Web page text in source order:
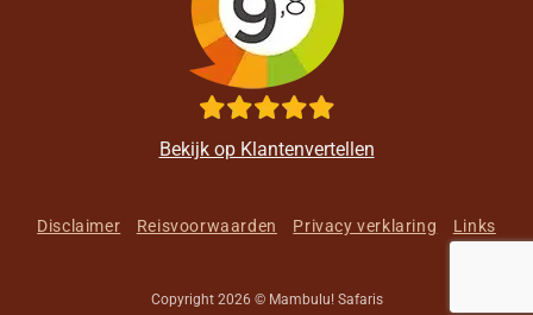
Bekijk op Klantenvertellen
Disclaimer Reisvoorwaarden Privacy verklaring Links
Copyright 2026 © Mambulu! Safaris